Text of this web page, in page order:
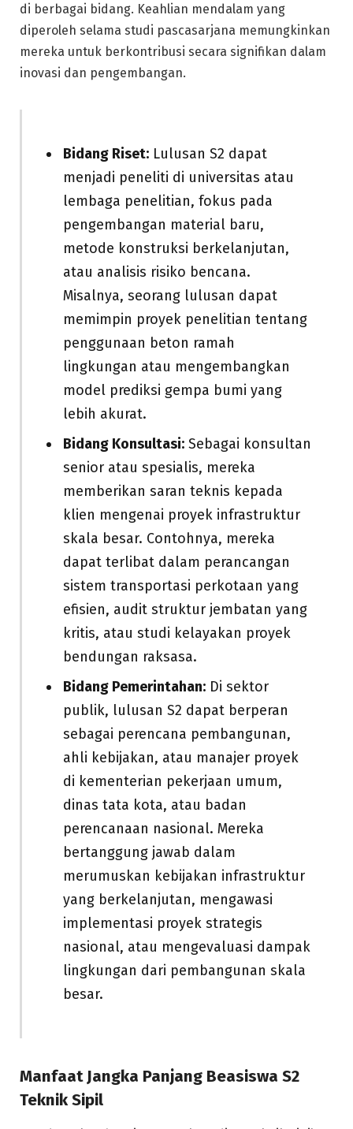
di berbagai bidang. Keahlian mendalam yang
diperoleh selama studi pascasarjana memungkinkan
mereka untuk berkontribusi secara signifikan dalam
inovasi dan pengembangan.
Bidang Riset:Lulusan S2 dapat
menjadi peneliti di universitas atau
lembaga penelitian, fokus pada
pengembangan material baru,
metode konstruksi berkelanjutan,
atau analisis risiko bencana.
Misalnya, seorang lulusan dapat
memimpin proyek penelitian tentang
penggunaan beton ramah
lingkungan atau mengembangkan
model prediksi gempa bumi yang
lebih akurat.
Bidang Konsultasi:Sebagai konsultan
senior atau spesialis, mereka
memberikan saran teknis kepada
klien mengenai proyek infrastruktur
skala besar. Contohnya, mereka
dapat terlibat dalam perancangan
sistem transportasi perkotaan yang
efisien, audit struktur jembatan yang
kritis, atau studi kelayakan proyek
bendungan raksasa.
Bidang Pemerintahan:Di sektor
publik, lulusan S2 dapat berperan
sebagai perencana pembangunan,
ahli kebijakan, atau manajer proyek
di kementerian pekerjaan umum,
dinas tata kota, atau badan
perencanaan nasional. Mereka
bertanggung jawab dalam
merumuskan kebijakan infrastruktur
yang berkelanjutan, mengawasi
implementasi proyek strategis
nasional, atau mengevaluasi dampak
lingkungan dari pembangunan skala
besar.
Manfaat Jangka Panjang Beasiswa S2
Teknik Sipil